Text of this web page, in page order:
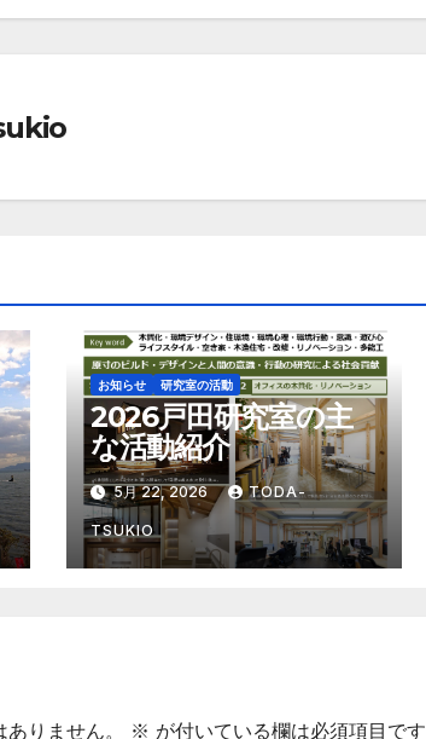
お知らせ 研究室の活動
2026戸田研究室の主
な活動紹介
5月 22, 2026 TODA-
TSUKIO
りません。 ※ が付いている欄は必須項目です